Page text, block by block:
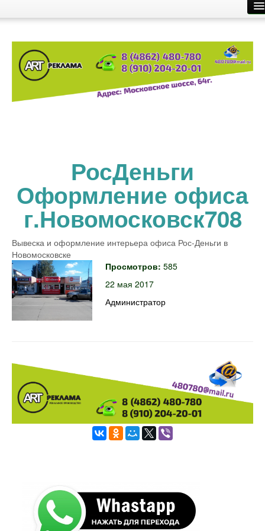
Размещение рекламы
О компании Контакты
РосДеньги
Оформление офиса
г.Новомосковск708
Вывеска и оформление интерьера офиса Рос-Деньги в
Новомосковске
Просмотров: 585
22 мая 2017
Администратор